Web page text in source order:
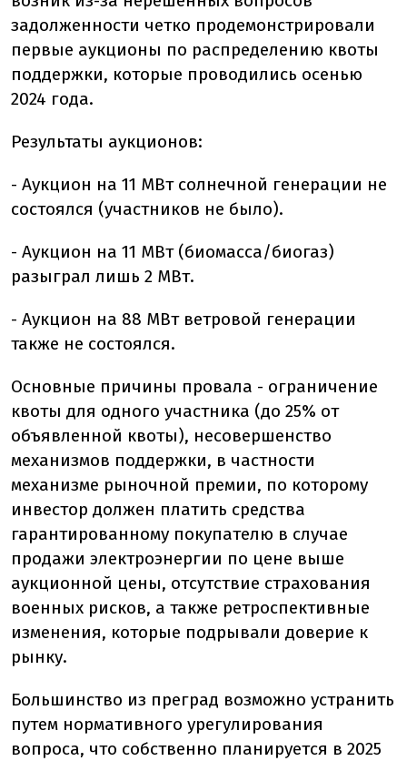
задолженности четко продемонстрировали
первые аукционы по распределению квоты
поддержки, которые проводились осенью
2024 года.
Результаты аукционов:
- Аукцион на 11 МВт солнечной генерации не
состоялся (участников не было).
- Аукцион на 11 МВт (биомасса/биогаз)
разыграл лишь 2 МВт.
- Аукцион на 88 МВт ветровой генерации
также не состоялся.
Основные причины провала - ограничение
квоты для одного участника (до 25% от
объявленной квоты), несовершенство
механизмов поддержки, в частности
механизме рыночной премии, по которому
инвестор должен платить средства
гарантированному покупателю в случае
продажи электроэнергии по цене выше
аукционной цены, отсутствие страхования
военных рисков, а также ретроспективные
изменения, которые подрывали доверие к
рынку.
Большинство из преград возможно устранить
путем нормативного урегулирования
вопроса, что собственно планируется в 2025